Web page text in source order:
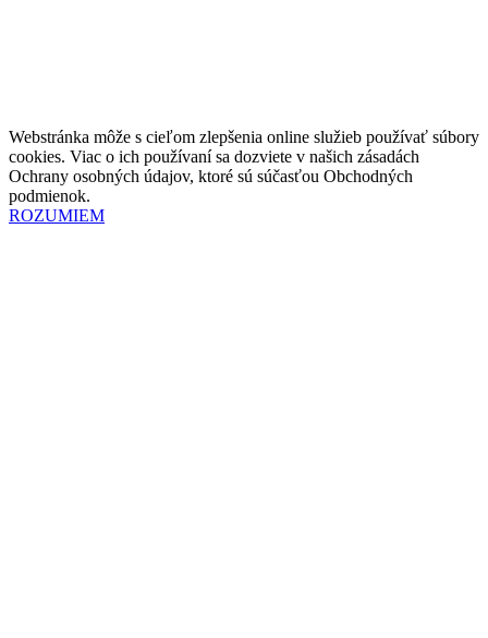
Webstránka môže s cieľom zlepšenia online služieb používať súbory
cookies. Viac o ich používaní sa dozviete v našich zásadách
Ochrany osobných údajov, ktoré sú súčasťou Obchodných
podmienok.
ROZUMIEM